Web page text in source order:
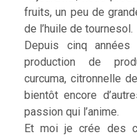
fruits, un peu de
de l’huile de tournesol.
Depuis cinq
production de
curcuma, citronnelle
bientôt encore
passion qui l’anime.
Et moi je crée des